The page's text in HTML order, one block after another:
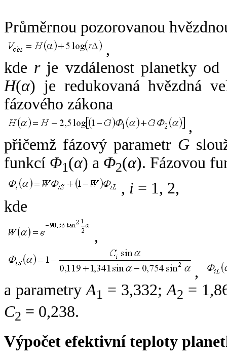
Průměrnou pozorovanou
,
kde rje vzdálenost planetky od
H(α) je redukovaná hvězdná
fázového zákona
,
přičemž fázový parametr G
funkcí Φ1(α) a Φ2(α). Fázovou
, i = 1, 2,
kde
,
,
a parametryA1 = 3,332;A2 =
C2 = 0,238.
Výpočet efektivní teploty